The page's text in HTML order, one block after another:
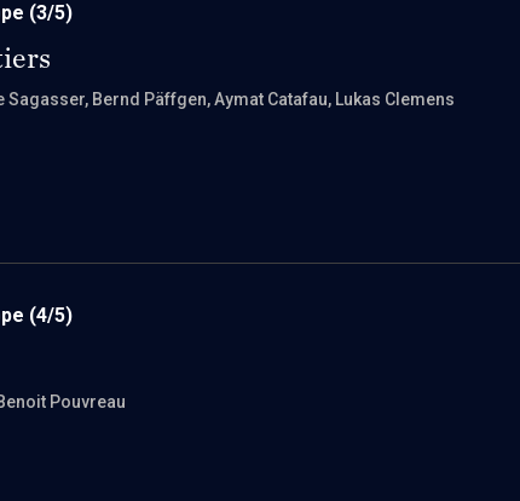
(3/5)
Sagasser, Bernd Päffgen, Aymat Catafau, Lukas Clemens
(4/5)
Pouvreau